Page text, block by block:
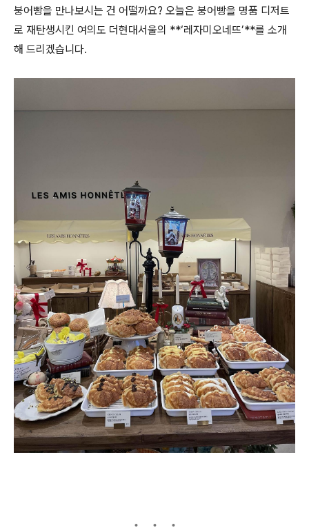
붕어빵을 만나보시는 건 어떨까요? 오늘은 붕어빵을 명품 디저트
로 재탄생시킨 여의도 더현대서울의 **‘레자미오네뜨’**를 소개
해 드리겠습니다.